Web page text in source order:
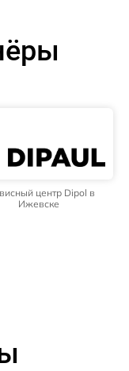
центр Dipol в
Ижевске